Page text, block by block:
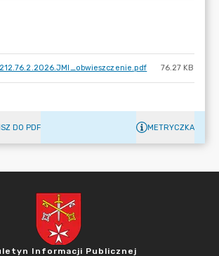
76.27 KB
DO PDF METRYCZKA
Informacji Publicznej